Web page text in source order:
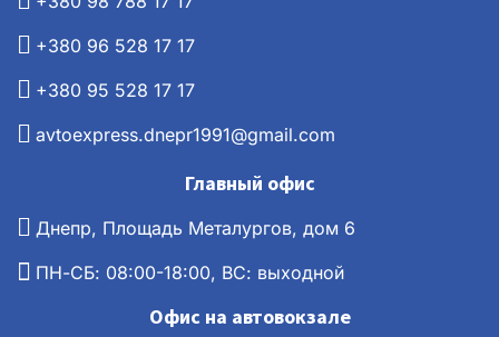
+380 96 528 17 17
+380 95 528 17 17
avtoexpress.dnepr1991@gmail.com
Главный офис
Днепр, Площадь Металургов, дом 6
ПН-СБ: 08:00-18:00, ВС: выходной
Офис на автовокзале